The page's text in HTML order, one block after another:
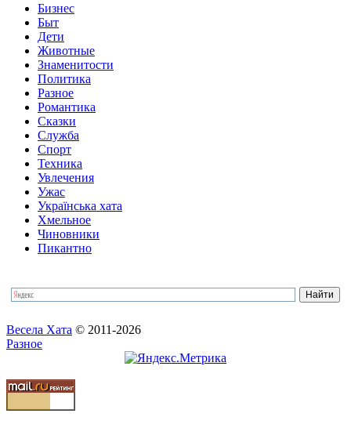
Бизнес
Быт
Дети
Животные
Знаменитости
Политика
Разное
Романтика
Сказки
Служба
Спорт
Техника
Увлечения
Ужас
Українська хата
Хмельное
Чиновники
Пикантно
Весела Хата © 2011-2026
Разное